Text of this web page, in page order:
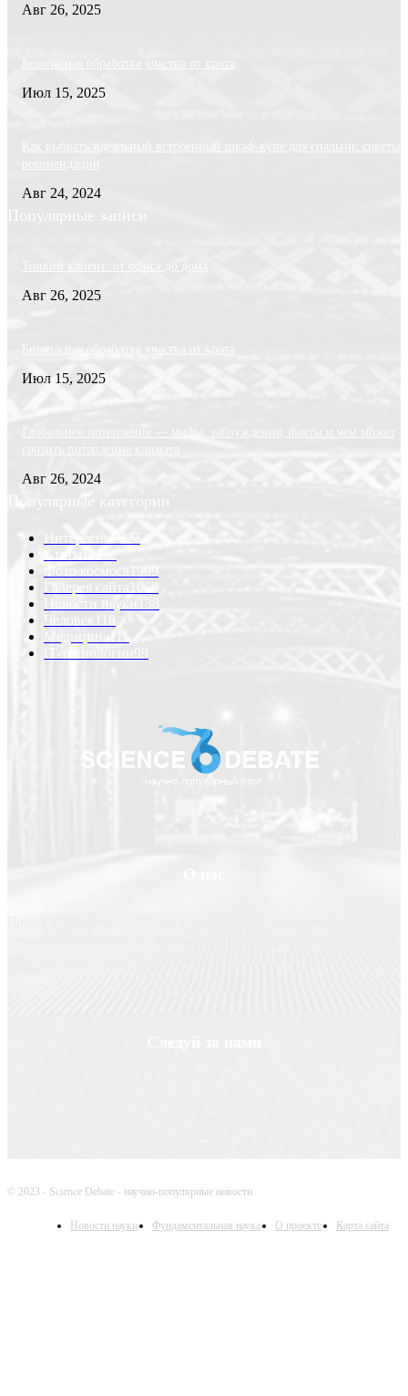
Авг 26, 2025
Безопасная обработка участка от крота
Июл 15, 2025
Как выбрать идеальный встроенный шкаф-купе для спальни: советы
рекомендации
Авг 24, 2024
Популярные записи
Тонкий клиент: от офиса до дома
Авг 26, 2025
Безопасная обработка участка от крота
Июл 15, 2025
Глобальное потепление — мифы, заблуждения, факты и чем может
грозить потепление климата
Авг 26, 2024
Популярные категории
Интересно
Статьи
Фото космоса
1999
Галерея сайта 1068
Новости науки
Человек
Медицина
IT-технологии99
© 2023 - Science Debate - научно-популярные новости
Новости науки Фундаментальная наука О проекте Карта сайта